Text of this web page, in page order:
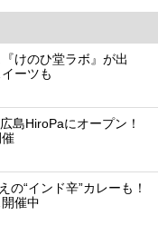
けのひ堂ラボ』が出
ーツも
島HiroPaにオープン！
“インド辛”カレーも！
催中